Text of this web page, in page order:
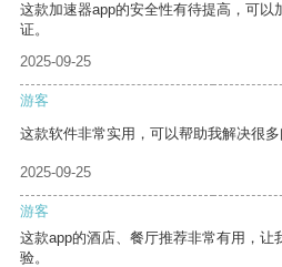
这款加速器app的安全性有待提高，可以
证。
2025-09-25
游客
这款软件非常实用，可以帮助我解决很多
2025-09-25
游客
这款app的酒店、餐厅推荐非常有用，让
验。